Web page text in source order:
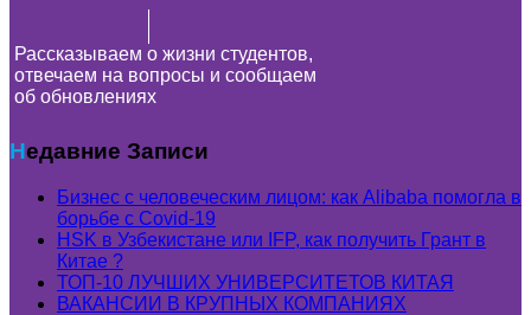
Рассказываем о жизни студентов,
отвечаем на вопросы и сообщаем
об обновлениях
Недавние Записи
Бизнес с человеческим лицом: как Alibaba помогла в
борьбе с Covid-19
HSK в Узбекистане или IFP, как получить Грант в
Китае ?
ТОП-10 ЛУЧШИХ УНИВЕРСИТЕТОВ КИТАЯ
ВАКАНСИИ В КРУПНЫХ КОМПАНИЯХ